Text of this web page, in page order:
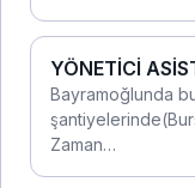
YÖNETİCİ
Bayramoğlunda
Zaman…